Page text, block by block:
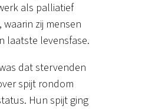
als palliatief
zij mensen
laatste levensfase.
dat stervenden
spijt rondom
Hun spijt ging